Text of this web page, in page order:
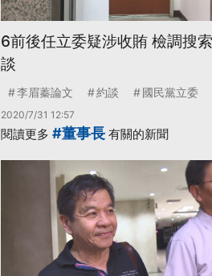
6前後任立委疑涉收賄 檢調搜
談
李眉蓁論文 約談 國民黨立委
2020/7/31 12:57
閱讀更多 #董事長 有關的新聞